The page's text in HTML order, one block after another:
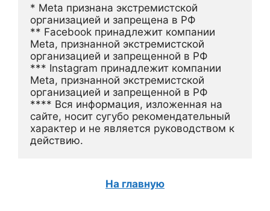
* Meta признана экстремистской
организацией и запрещена в РФ
** Facebook принадлежит компании
Meta, признанной экстремистской
организацией и запрещенной в РФ
*** Instagram принадлежит компании
Meta, признанной экстремистской
организацией и запрещенной в РФ
**** Вся информация, изложенная на
сайте, носит сугубо рекомендательный
характер и не является руководством к
действию.
На главную